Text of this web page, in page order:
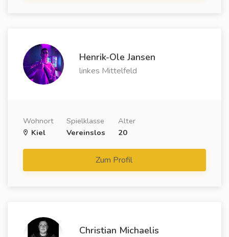
Henrik-Ole Jansen
linkes Mittelfeld
Wohnort
Kiel
Spielklasse
Vereinslos
Alter
20
Zum Profil
Christian Michaelis